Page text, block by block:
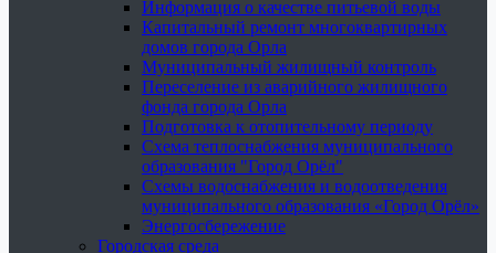
Информация о качестве питьевой воды
Капитальный ремонт многоквартирных
домов города Орла
Муниципальный жилищный контроль
Переселение из аварийного жилищного
фонда города Орла
Подготовка к отопительному периоду
Схема теплоснабжения муниципального
образования "Город Орёл"
Схемы водоснабжения и водоотведения
муниципального образования «Город Орёл»
Энергосбережение
Городская среда